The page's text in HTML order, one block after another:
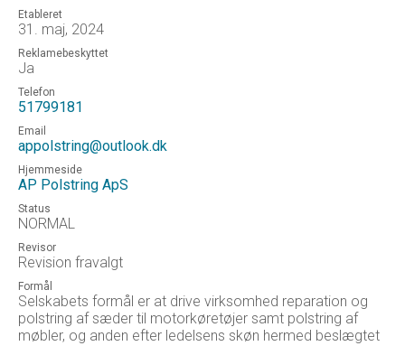
Etableret
31. maj, 2024
Reklamebeskyttet
Ja
Telefon
51799181
Email
appolstring@outlook.dk
Hjemmeside
AP Polstring ApS
Status
NORMAL
Revisor
Revision fravalgt
Formål
Selskabets formål er at drive virksomhed reparation og
polstring af sæder til motorkøretøjer samt polstring af
møbler, og anden efter ledelsens skøn hermed beslægtet